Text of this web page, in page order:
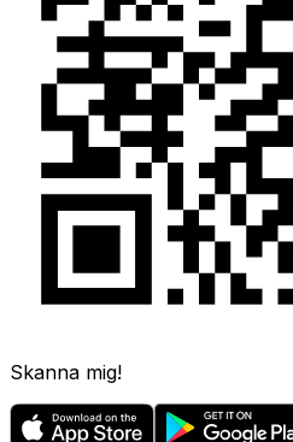
Skanna mig!